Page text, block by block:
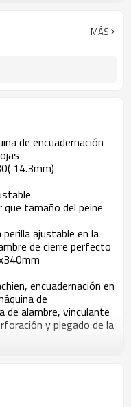
4pcs/ctn
MÁS
de encuadernación
14.3mm)
tamaño del peine
ajustable en la
de cierre perfecto
encuadernación en
de
de alambre, vinculante
y plegado de la